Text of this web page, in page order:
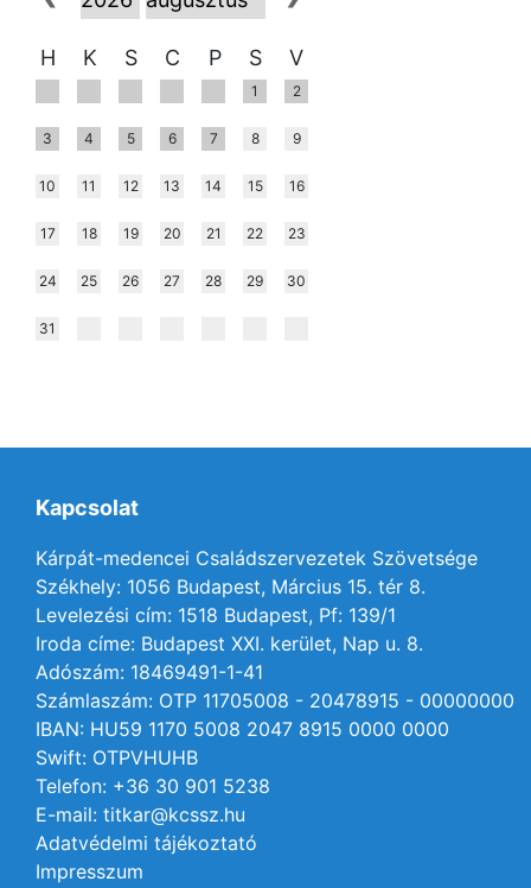
H K S C P S V
1 2
3 4 5 6 7 8 9
10 11 12 13 14 15 16
17 18 19 20 21 22 23
24 25 26 27 28 29 30
31
Kapcsolat
Kárpát-medencei Családszervezetek Szövetsége
Székhely: 1056 Budapest, Március 15. tér 8.
Levelezési cím: 1518 Budapest, Pf: 139/1
Iroda címe: Budapest XXI. kerület, Nap u. 8.
Adószám: 18469491-1-41
Számlaszám: OTP 11705008 - 20478915 - 00000000
IBAN: HU59 1170 5008 2047 8915 0000 0000
Swift: OTPVHUHB
Telefon: +36 30 901 5238
E-mail: titkar@kcssz.hu
Adatvédelmi tájékoztató
Impresszum